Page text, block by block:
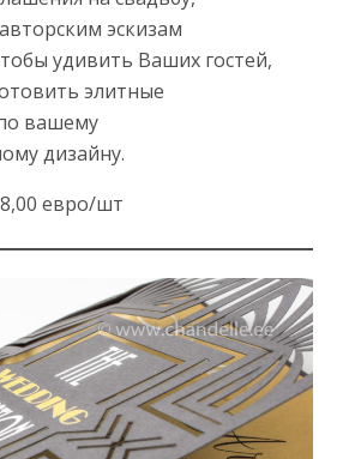
эскизам
удивить Ваших гостей,
элитные
вашему
дизайну.
евро/шт